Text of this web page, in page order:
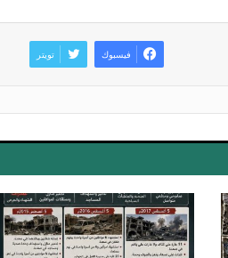
فيسبوك تويتر